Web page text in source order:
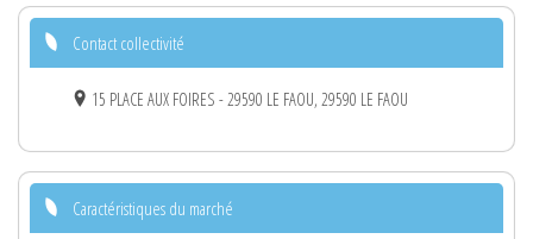
Contact collectivité
15 PLACE AUX FOIRES - 29590 LE FAOU, 29590 LE FAOU
Caractéristiques du marché